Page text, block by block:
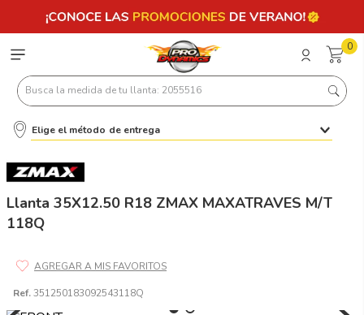
0
Busca la medida de tu llanta: 2055516
Elige el método de entrega
Llanta 35X12.50 R18 ZMAX MAXATRAVES M/T
118Q
Ref.351250183092543118Q
Términos más buscados
6 185